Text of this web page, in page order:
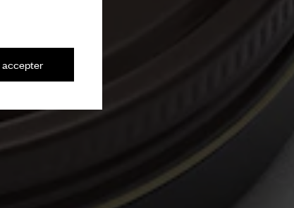
accepter